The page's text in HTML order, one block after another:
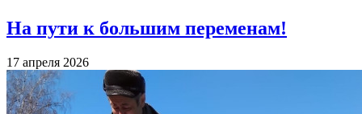
На пути к большим переменам!
17 апреля 2026